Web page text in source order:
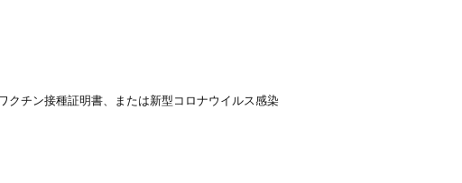
チン接種証明書、または新型コロナウイルス感染